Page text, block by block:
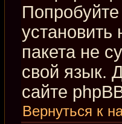
установить
пакета не
свой язык.
сайте
Вернуться к